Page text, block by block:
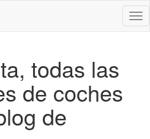
todas las
de coches
de